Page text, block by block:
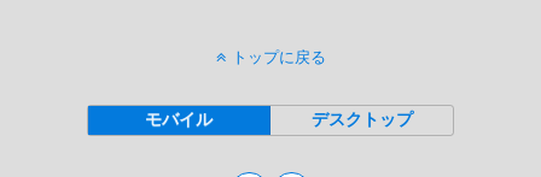
トップに戻る
モバイル デスクトップ